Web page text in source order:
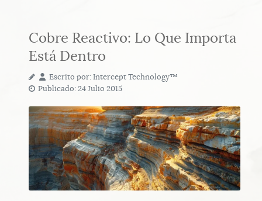
Cobre Reactivo: Lo Que Importa
Está Dentro
Escrito por:Intercept Technology™
Publicado: 24 Julio 2015